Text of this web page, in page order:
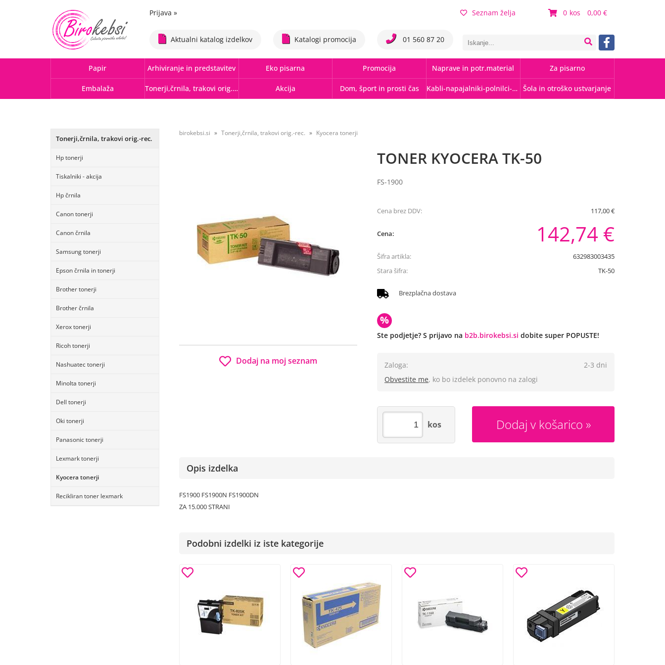
0 0,00
Prijava » Seznam želja
Aktualni katalog izdelkov Katalogi promocija 01 560 87 20
Papir Arhiviranje in predstavitev Eko pisarna Promocija Naprave in potr.material Za pisarno
Embalaža Tonerji,črnila, trakovi orig.-rec. Akcija Dom, šport in prosti čas Kabli-napajalniki-polnilci-hubi Šola in otroško ustvarjanje
Tonerji,črnila, trakovi orig.-rec.
Hp tonerji
Tiskalniki - akcija
Hp črnila
Canon tonerji
Canon črnila
Samsung tonerji
Epson črnila in tonerji
Brother tonerji
Brother črnila
Xerox tonerji
Ricoh tonerji
Nashuatec tonerji
Minolta tonerji
Dell tonerji
Oki tonerji
Panasonic tonerji
Lexmark tonerji
Kyocera tonerji
Recikliran toner lexmark
birokebsi.si Tonerji,črnila, trakovi orig.-rec. Kyocera tonerji
TONER KYOCERA TK-50
FS-1900
Dodaj na moj seznam
Cena brez DDV: 117,00 €
Cena: 142,74 €
Šifra artikla:
632983003435
Stara šifra:
TK-50
Brezplačna dostava
%
Ste podjetje? S prijavo na b2b.birokebsi.si dobite super POPUSTE!
Zaloga:
2-3 dni
Obvestite me, ko bo izdelek ponovno na zalogi
Dodaj v košarico
kos
Opis izdelka
FS1900 FS1900N FS1900DN
ZA 15.000 STRANI
Podobni izdelki iz iste kategorije